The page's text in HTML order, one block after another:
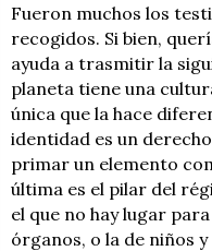
Fueron muchos los
recogidos. Si bien,
ayuda a trasmitir la
planeta tiene una
única que la hace
identidad es un
primar un elemento
última es el pilar del
el que no hay lugar
órganos, o la de niños